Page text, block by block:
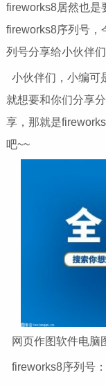
fireworks8居然也是
fireworks8序列号，
列号分享给小伙伴
小伙伴们，小编可
就想要和你们分享
享，那就是
吧~~
网页作图软件电脑
fireworks8序列号：